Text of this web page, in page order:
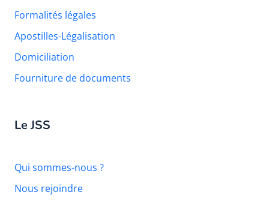
Formalités légales
Apostilles-Légalisation
Domiciliation
Fourniture de documents
Le JSS
Qui sommes-nous ?
Nous rejoindre